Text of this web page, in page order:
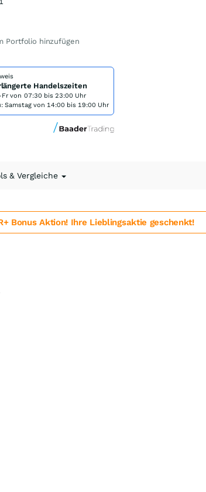
Portfolio hinzufügen
Handelszeiten
Fr von 07:30 bis 23:00 Uhr
Samstag von 14:00 bis 19:00 Uhr
& Vergleiche
Bonus Aktion! Ihre Lieblingsaktie geschenkt!